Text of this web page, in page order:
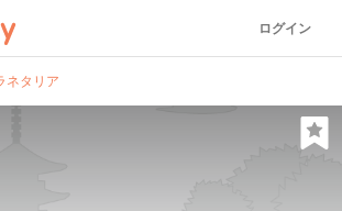
ログイン
ネタリア